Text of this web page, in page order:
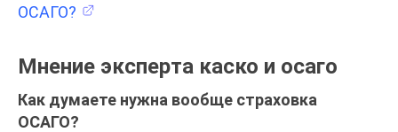
ОСАГО?
Мнение эксперта каско и осаго
Как думаете нужна вообще страховка
ОСАГО?